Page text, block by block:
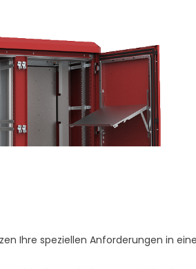
Ihre speziellen Anforderungen in